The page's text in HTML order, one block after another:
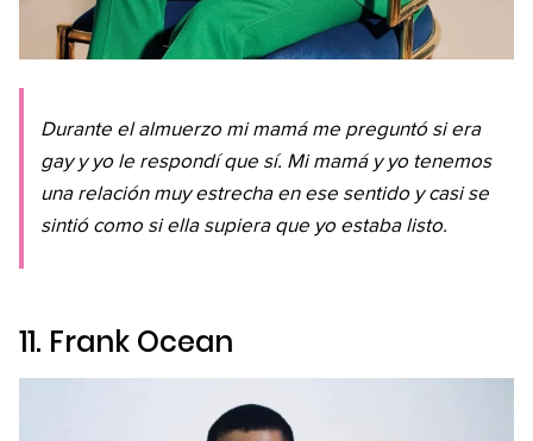
Durante el almuerzo mi mamá me preguntó si era
gay y yo le respondí que sí. Mi mamá y yo tenemos
una relación muy estrecha en ese sentido y casi se
sintió como si ella supiera que yo estaba listo.
11. Frank Ocean